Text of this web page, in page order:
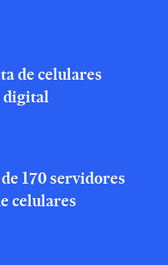
de celulares
digital
170 servidores
celulares